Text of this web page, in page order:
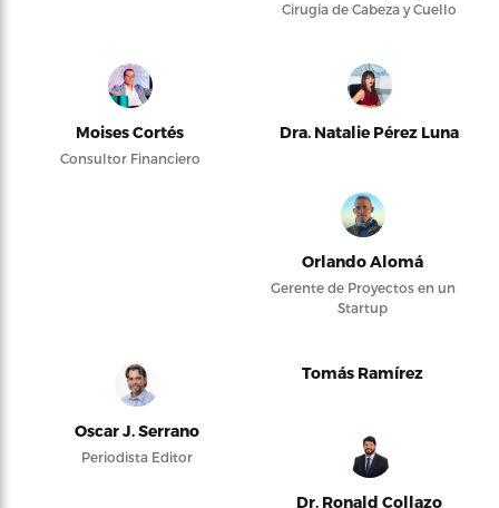
Cirugía de Cabeza y Cuello
Moises Cortés
Consultor Financiero
Dra. Natalie Pérez Luna
Orlando Alomá
Gerente de Proyectos en un
Startup
Oscar J. Serrano
Periodista Editor
Tomás Ramírez
Dr. Ronald Collazo